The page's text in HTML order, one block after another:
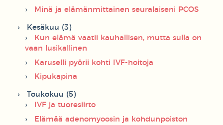
Minä ja elämänmittainen seuralaiseni PCOS
Kesäkuu (3)
Kun elämä vaatii kauhallisen, mutta sulla on
vaan lusikallinen
Karuselli pyörii kohti IVF-hoitoja
Kipukapina
Toukokuu (5)
IVF ja tuoresiirto
Elämää adenomyoosin ja kohdunpoiston